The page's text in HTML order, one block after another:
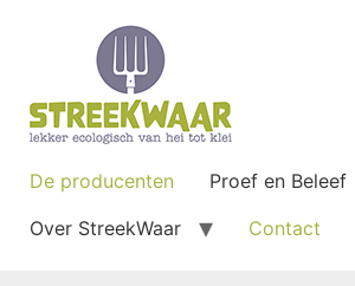
De producenten
Proef en Beleef
Over StreekWaar
Contact